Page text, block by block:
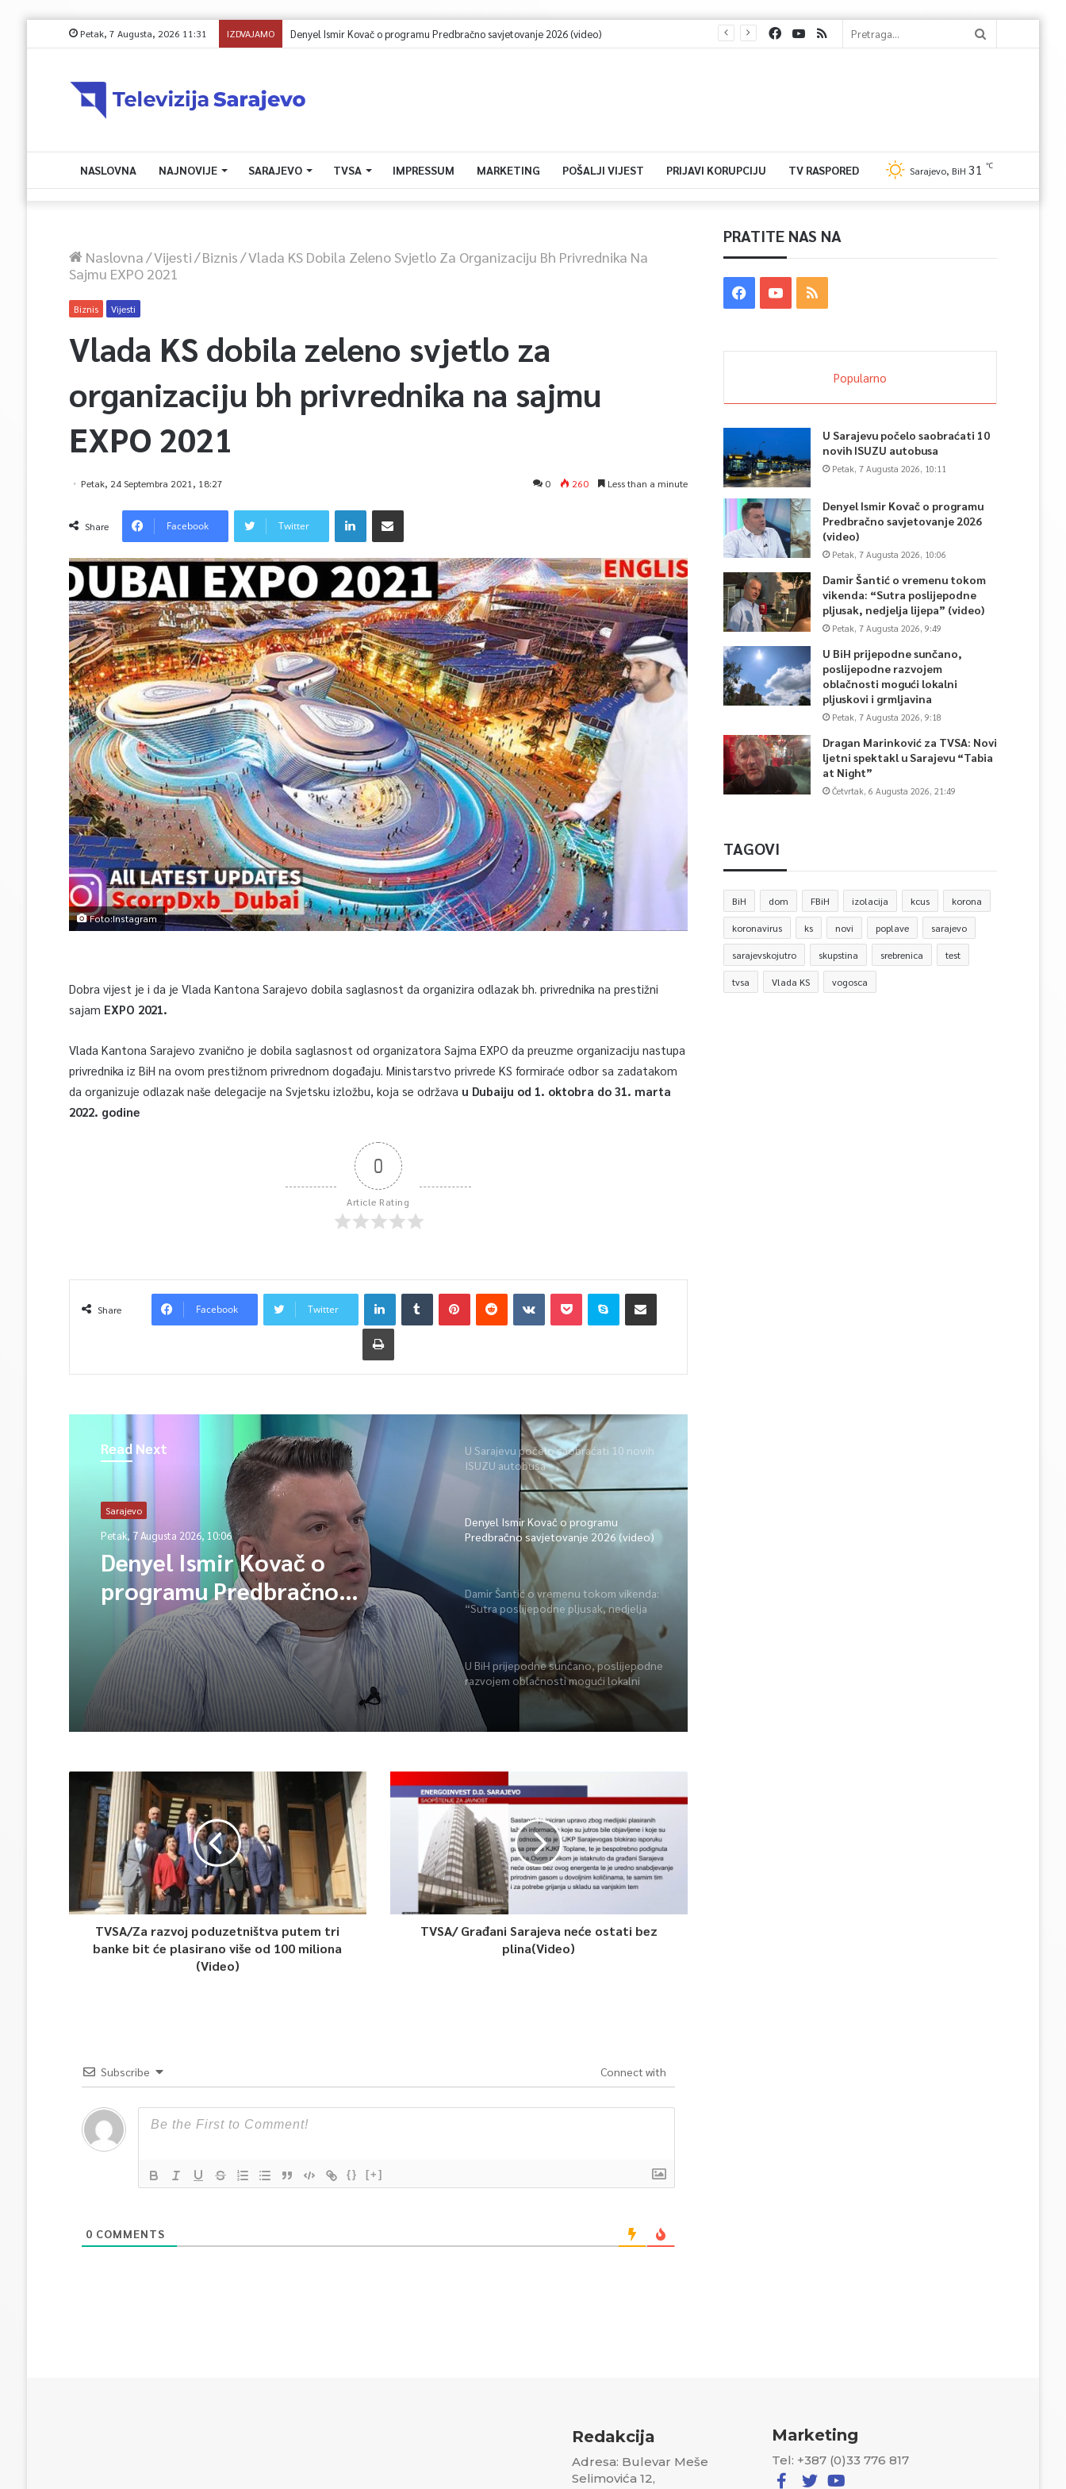
Petak, 7 Augusta, 2026 11:31 IZDVAJAMO Denyel Ismir Kovač o programu Predbračno savjetovanje 2026 (video)
NASLOVNA NAJNOVIJE SARAJEVO TVSA IMPRESSUM MARKETING POŠALJI VIJEST PRIJAVI KORUPCIJU TV RASPORED Sarajevo, BiH 31 ℃
Naslovna/Vijesti/Biznis/Vlada KS Dobila Zeleno Svjetlo Za Organizaciju Bh Privrednika Na
Sajmu EXPO 2021
Biznis Vijesti
Vlada KS dobila zeleno svjetlo za
organizaciju bh privrednika na sajmu
EXPO 2021
Petak, 24 Septembra 2021, 18:27 0 260 Less than a minute
Share Facebook Twitter
Foto:Instagram
Dobra vijest je i da je Vlada Kantona Sarajevo dobila saglasnost da organizira odlazak bh. privrednika na prestižni
sajam EXPO 2021.
Vlada Kantona Sarajevo zvanično je dobila saglasnost od organizatora Sajma EXPO da preuzme organizaciju nastupa
privrednika iz BiH na ovom prestižnom privrednom događaju. Ministarstvo privrede KS formiraće odbor sa zadatakom
da organizuje odlazak naše delegacije na Svjetsku izložbu, koja se održava u Dubaiju od 1. oktobra do 31. marta
2022. godine
0
Article Rating
Share Facebook Twitter
Read Next
Sarajevo
Petak, 7 Augusta 2026, 10:06
Denyel Ismir Kovač o
programu Predbračno
savjetovanje 2026 (video)
U Sarajevu počelo saobraćati 10 novih
ISUZU autobusa
Denyel Ismir Kovač o programu
Predbračno savjetovanje 2026 (video)
Damir Šantić o vremenu tokom vikenda:
“Sutra poslijepodne pljusak, nedjelja
lijepa” (video)
U BiH prijepodne sunčano, poslijepodne
razvojem oblačnosti mogući lokalni
pljuskovi i grmljavina
TVSA/Za razvoj poduzetništva putem tri
banke bit će plasirano više od 100 miliona
(Video)
TVSA/ Građani Sarajeva neće ostati bez
plina(Video)
Subscribe Connect with
{} [+]
0 COMMENTS
PRATITE NAS NA
Popularno
U Sarajevu počelo saobraćati 10
novih ISUZU autobusa
Petak, 7 Augusta 2026, 10:11
Denyel Ismir Kovač o programu
Predbračno savjetovanje 2026
(video)
Petak, 7 Augusta 2026, 10:06
Damir Šantić o vremenu tokom
vikenda: “Sutra poslijepodne
pljusak, nedjelja lijepa” (video)
Petak, 7 Augusta 2026, 9:49
U BiH prijepodne sunčano,
poslijepodne razvojem
oblačnosti mogući lokalni
pljuskovi i grmljavina
Petak, 7 Augusta 2026, 9:18
Dragan Marinković za TVSA: Novi
ljetni spektakl u Sarajevu “Tabia
at Night”
Četvrtak, 6 Augusta 2026, 21:49
TAGOVI
BiH dom FBiH izolacija kcus korona
koronavirus ks novi poplave sarajevo
sarajevskojutro skupstina srebrenica test
tvsa Vlada KS vogosca
Redakcija
Adresa: Bulevar Meše
Selimovića 12,
Marketing
Tel: +387 (0)33 776 817